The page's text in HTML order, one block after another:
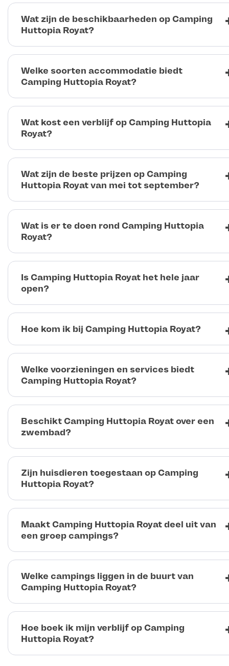
Wat zijn de beschikbaarheden op Camping
Huttopia Royat?
Welke soorten accommodatie biedt
Camping Huttopia Royat?
Wat kost een verblijf op Camping Huttopia
Royat?
Wat zijn de beste prijzen op Camping
Huttopia Royat van mei tot september?
Wat is er te doen rond Camping Huttopia
Royat?
Is Camping Huttopia Royat het hele jaar
open?
Hoe kom ik bij Camping Huttopia Royat?
Welke voorzieningen en services biedt
Camping Huttopia Royat?
Beschikt Camping Huttopia Royat over een
zwembad?
Zijn huisdieren toegestaan op Camping
Huttopia Royat?
Maakt Camping Huttopia Royat deel uit van
een groep campings?
Welke campings liggen in de buurt van
Camping Huttopia Royat?
Hoe boek ik mijn verblijf op Camping
Huttopia Royat?